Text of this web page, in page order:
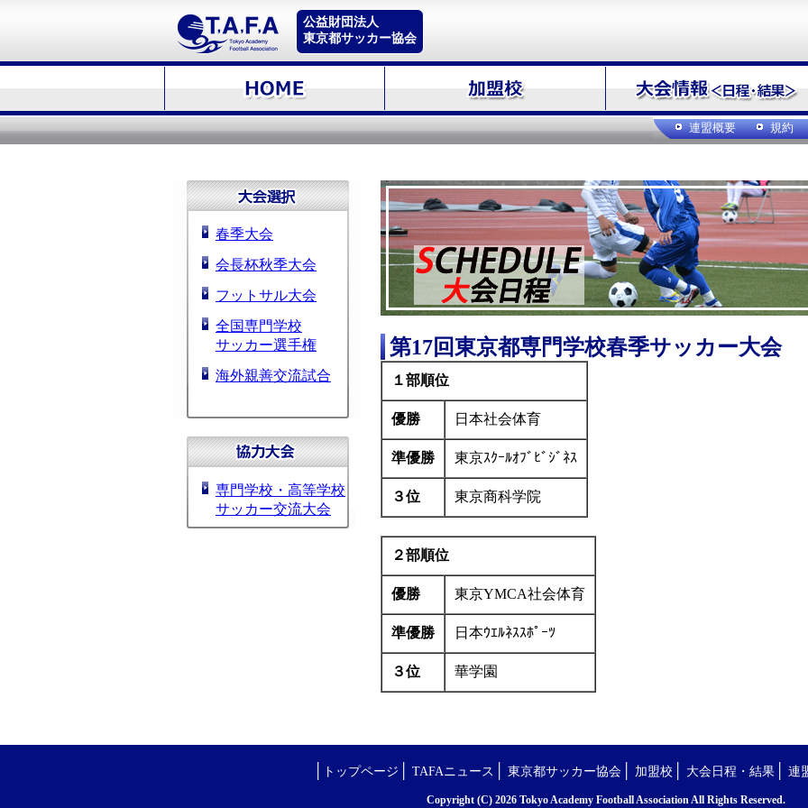
公益財団法人
東京都サッカー協会
連盟概要 規約
春季大会
会長杯秋季大会
フットサル大会
全国専門学校
サッカー選手権
海外親善交流試合
専門学校・高等学校
サッカー交流大会
第17回東京都専門学校春季サッカー大会
１部順位
優勝 日本社会体育
準優勝 東京ｽｸｰﾙｵﾌﾞﾋﾞｼﾞﾈｽ
３位 東京商科学院
２部順位
優勝 東京YMCA社会体育
準優勝 日本ｳｴﾙﾈｽｽﾎﾟｰﾂ
３位 華学園
トップページ TAFAニュース 東京都サッカー協会│ 加盟校 大会日程・結果│ 連
Copyright (C) 2026 Tokyo Academy Football Association All Rights Reserved.